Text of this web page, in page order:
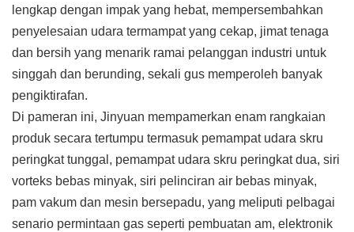
lengkap dengan impak yang hebat, mempersembahkan
penyelesaian udara termampat yang cekap, jimat tenaga
dan bersih yang menarik ramai pelanggan industri untuk
singgah dan berunding, sekali gus memperoleh banyak
pengiktirafan.
Di pameran ini, Jinyuan mempamerkan enam rangkaian
produk secara tertumpu termasuk pemampat udara skru
peringkat tunggal, pemampat udara skru peringkat dua, siri
vorteks bebas minyak, siri pelinciran air bebas minyak,
pam vakum dan mesin bersepadu, yang meliputi pelbagai
senario permintaan gas seperti pembuatan am, elektronik